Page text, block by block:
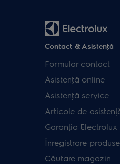
Contact & Asistenţă
Formular contact
Asistenţă online
Asistenţă service
Articole de
Garanţia Electrolux
Înregistrare produse
Căutare magazin